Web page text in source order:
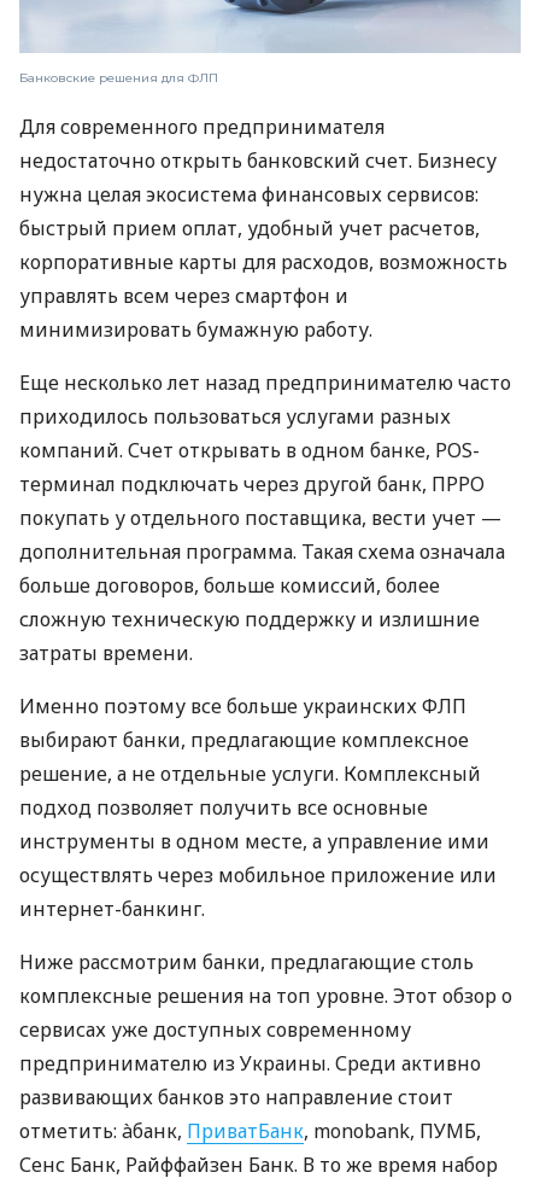
Банковские решения для ФЛП
Для современного предпринимателя
недостаточно открыть банковский счет. Бизнесу
нужна целая экосистема финансовых сервисов:
быстрый прием оплат, удобный учет расчетов,
корпоративные карты для расходов, возможность
управлять всем через смартфон и
минимизировать бумажную работу.
Еще несколько лет назад предпринимателю часто
приходилось пользоваться услугами разных
компаний. Счет открывать в одном банке, POS-
терминал подключать через другой банк, ПРРО
покупать у отдельного поставщика, вести учет —
дополнительная программа. Такая схема означала
больше договоров, больше комиссий, более
сложную техническую поддержку и излишние
затраты времени.
Именно поэтому все больше украинских ФЛП
выбирают банки, предлагающие комплексное
решение, а не отдельные услуги. Комплексный
подход позволяет получить все основные
инструменты в одном месте, а управление ими
осуществлять через мобильное приложение или
интернет-банкинг.
Ниже рассмотрим банки, предлагающие столь
комплексные решения на топ уровне. Этот обзор о
сервисах уже доступных современному
предпринимателю из Украины. Среди активно
развивающих банков это направление стоит
отметить: àбанк, ПриватБанк, monobank, ПУМБ,
Сенс Банк, Райффайзен Банк. В то же время набор